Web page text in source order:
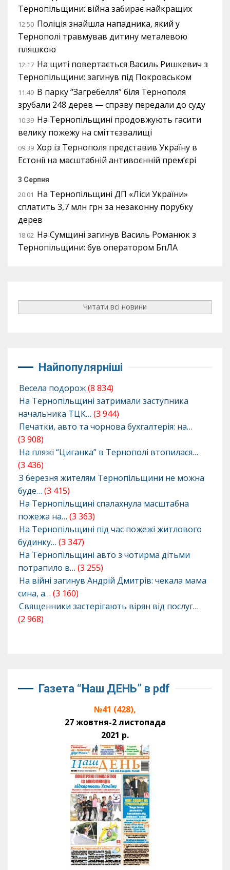
Тернопільщини: війна забирає найкращих
12:50 Поліція знайшла нападника, який у
Тернополі травмував дитину металевою
пляшкою
12:17 На щиті повертається Василь Ришкевич з
Тернопільщини: загинув під Покровськом
11:49 В парку “Загребелля” біля Тернополя
зрубали 248 дерев — справу передали до суду
10:39 На Тернопільщині продовжують гасити
велику пожежу на сміттєзвалищі
09:39 Хор із Тернополя представив Україну в
Естонії на масштабній антивоєнній прем’єрі
3 Серпня
20:01 На Тернопільщині ДП «Ліси України»
сплатить 3,7 млн грн за незаконну порубку
дерев
18:02 На Сумщині загинув Василь Романюк з
Тернопільщини: був оператором БпЛА
Читати всі новини
Найпопулярніші
Весела подорож(8 834)
На Тернопільщині затримали заступника
начальника ТЦК… (3 944)
Печатки, авто та чорнова бухгалтерія: на…
(3 908)
На пляжі “Циганка” в Тернополі втопилася…
(3 436)
З березня жителям Тернопільщини не можна
буде… (3 415)
На Тернопільщині спалахнула масштабна
пожежа на… (3 363)
На Тернопільщині під час пожежі житлового
будинку… (3 347)
На Тернопільщині авто з чотирма дітьми
потрапило в… (3 255)
На війні загинув Андрій Дмитрів: чекала мама
сина, а… (3 160)
Священники застерігають вірян від послуг…
(2 968)
Газета “Наш ДЕНЬ” в pdf
№41 (428),
27 жовтня-2 листопада
2021 р.